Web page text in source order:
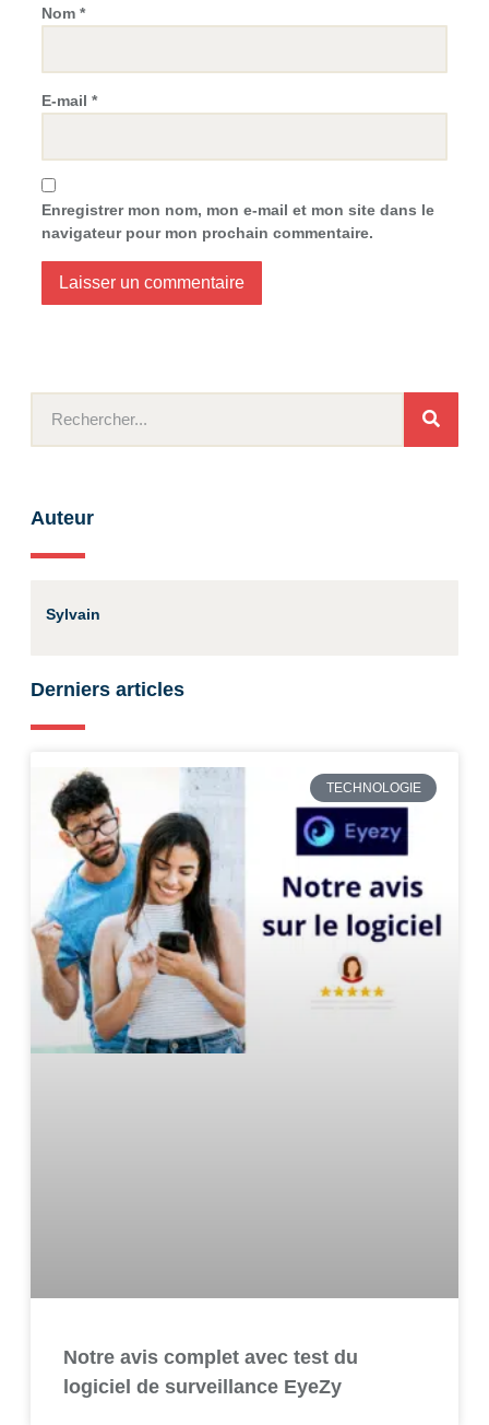
Nom *
E-mail *
Enregistrer mon nom, mon e-mail et mon site dans le
navigateur pour mon prochain commentaire.
Auteur
Sylvain
Derniers articles
TECHNOLOGIE
Notre avis complet avec test du
logiciel de surveillance EyeZy